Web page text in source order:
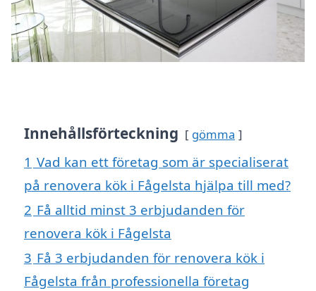
Innehållsförteckning gömma
1 Vad kan ett företag som är specialiserat
på renovera kök i Fågelsta hjälpa till med?
2 Få alltid minst 3 erbjudanden för
renovera kök i Fågelsta
3 Få 3 erbjudanden för renovera kök i
Fågelsta från professionella företag